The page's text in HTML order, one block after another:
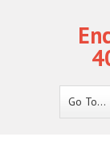
Go To...